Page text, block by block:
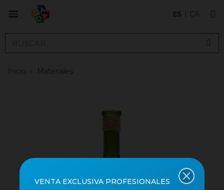
ES CA
Inicio Materiales
VENTA EXCLUSIVA PROFESIONALES